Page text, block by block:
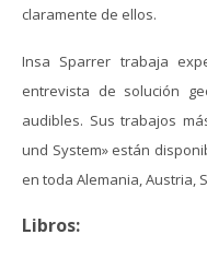
claramente de ellos.
Insa Sparrer trabaja
entrevista de solución
audibles. Sus trabajos
und System» están
en toda Alemania, Austria,
Libros: